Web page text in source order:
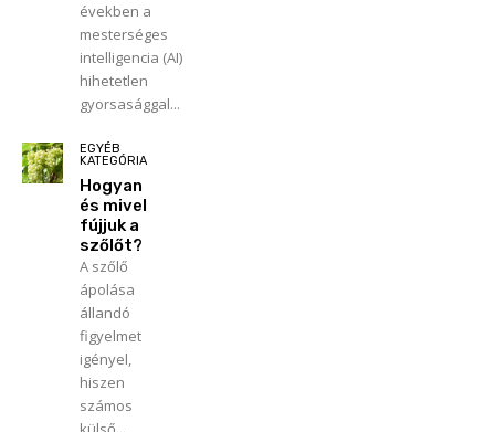
években a
mesterséges
intelligencia (AI)
hihetetlen
gyorsasággal...
EGYÉB
KATEGÓRIA
Hogyan
és mivel
fújjuk a
szőlőt?
A szőlő
ápolása
állandó
figyelmet
igényel,
hiszen
számos